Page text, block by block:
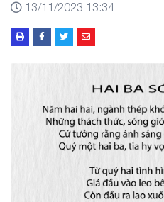
13/11/2023 13:34